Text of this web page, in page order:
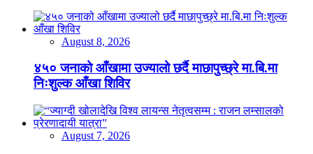
August 8, 2026
४५० जनाको आँखामा उज्यालो छर्दै माछापुच्छ्रे मा.बि.मा
निःशुल्क आँखा शिविर
August 7, 2026